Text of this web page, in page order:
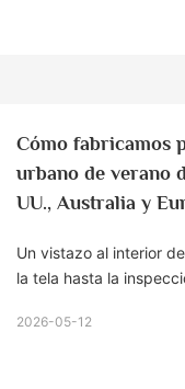
Cómo fabricamos
urbano de verano
UU., Australia y
Un vistazo al interior
la tela hasta la
2026-05-12